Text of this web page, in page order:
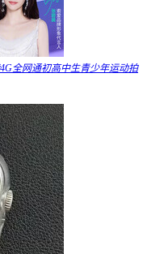
全网通初高中生青少年运动拍